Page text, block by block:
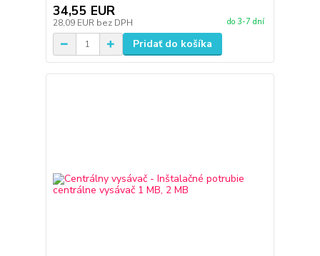
34,55 EUR
28,09 EUR bez DPH do 3-7 dní
Pridať do košíka